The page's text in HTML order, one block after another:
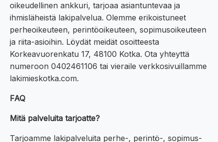
oikeudellinen ankkuri, tarjoaa asiantuntevaa ja
ihmisläheistä lakipalvelua. Olemme erikoistuneet
perheoikeuteen, perintöoikeuteen, sopimusoikeuteen
ja riita-asioihin. Löydät meidät osoitteesta
Korkeavuorenkatu 17, 48100 Kotka. Ota yhteyttä
numeroon 0402461106 tai vieraile verkkosivuillamme
lakimieskotka.com.
FAQ
Mitä palveluita tarjoatte?
Tarjoamme lakipalveluita perhe-, perintö-, sopimus-